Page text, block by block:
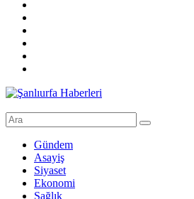
Şanlıurfa
Dakika
Şanlıurfa
Gündem
Asayiş
Siyaset
Ekonomi
Sağlık